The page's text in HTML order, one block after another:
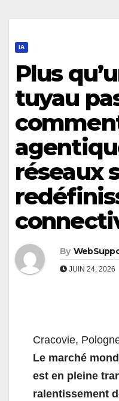
IA
Plus
tuyau
réseaux
By
JUIN 24, 2026
Cracovie,
Le marché
est en pleine
ralentissement